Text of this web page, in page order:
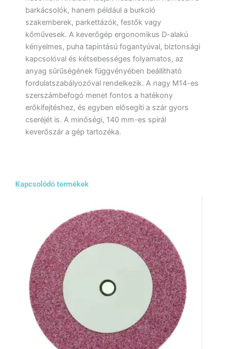
barkácsolók, hanem például a burkoló
szakemberek, parkettázók, festők vagy
kőművesek. A keverőgép ergonomikus D-alakú
kényelmes, puha tapintású fogantyúval, biztonsági
kapcsolóval és kétsebességes folyamatos, az
anyag sűrűségének függvényében beállítható
fordulatszabályozóval rendelkezik. A nagy M14-es
szerszámbefogó menet fontos a hatékony
erőkifejtéshez, és egyben elősegíti a szár gyors
cseréjét is. A minőségi, 140 mm-es spirál
keverőszár a gép tartozéka.
Kapcsolódó termékek